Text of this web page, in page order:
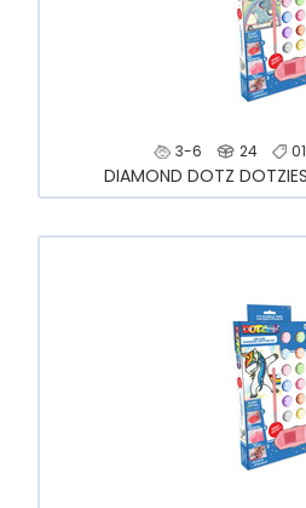
3-6 24
DIAMOND DOTZ